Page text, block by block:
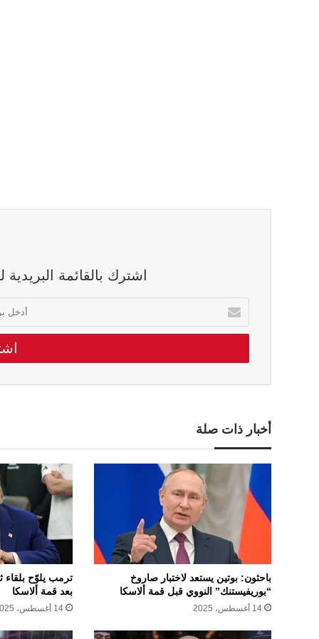
اشترك بالقائمة
أدخل
بريدك
الالكتروني
أخبار ذات صلة
باحثون: بوتين يستعد لاختبار صاروخ
“بوريفيستنك” النووي قبل قمة ألاسكا
14 أغسطس، 2025
ترمب يلوّح بلقاء
بعد قمة ألاسكا
14 أغسطس، 2025